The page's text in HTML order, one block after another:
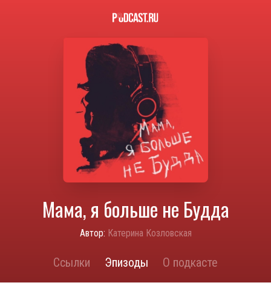
Мама, я больше не Будда
Автор: Катерина Козловская
Ссылки Эпизоды О подкасте